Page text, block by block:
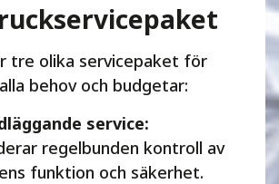
tre olika servicepaket för
behov och budgetar:
service:
regelbunden kontroll av
funktion och säkerhet.